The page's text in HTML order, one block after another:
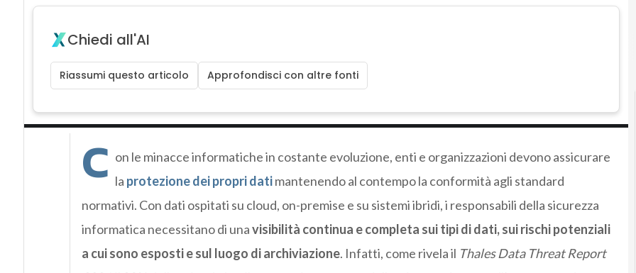
Chiedi all'AI
Riassumi questo articolo Approfondisci con altre fonti
C on le minacce informatiche in costante evoluzione, enti e organizzazioni devono assicurare
la protezione dei propri datimantenendo al contempo la conformità agli standard
normativi. Con dati ospitati su cloud, on-premise e su sistemi ibridi, i responsabili della sicurezza
informatica necessitano di unavisibilità continua e completa sui tipi di dati, sui rischi potenziali
a cui sono esposti e sul luogo di archiviazione. Infatti, come rivela il Thales Data Threat Report